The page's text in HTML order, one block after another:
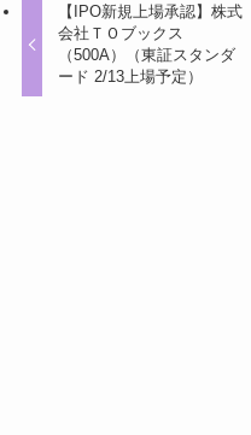
【IPO新規上場承認】株式
会社ＴＯブックス
（500A）（東証スタンダ
ード 2/13上場予定）